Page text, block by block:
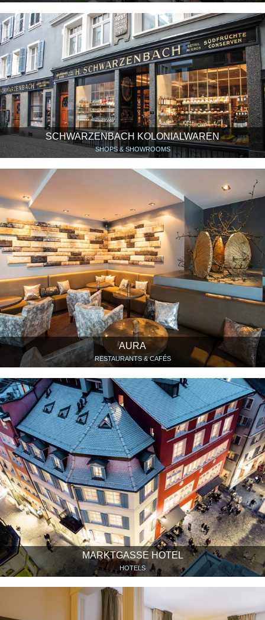
SCHWARZENBACH KOLONIALWAREN
SHOPS & SHOWROOMS
AURA
RESTAURANTS & CAFÉS
MARKTGASSE HOTEL
HOTELS